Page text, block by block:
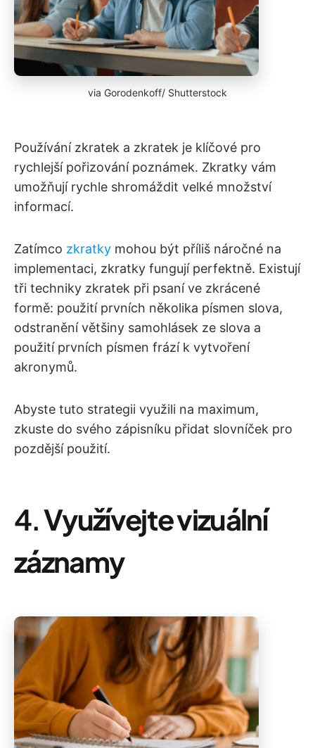
via Gorodenkoff/ Shutterstock
Používání zkratek a zkratek je klíčové pro
rychlejší pořizování poznámek. Zkratky vám
umožňují rychle shromáždit velké množství
informací.
Zatímco zkratky mohou být příliš náročné na
implementaci, zkratky fungují perfektně. Existují
tři techniky zkratek při psaní ve zkrácené
formě: použití prvních několika písmen slova,
odstranění většiny samohlásek ze slova a
použití prvních písmen frází k vytvoření
akronymů.
Abyste tuto strategii využili na maximum,
zkuste do svého zápisníku přidat slovníček pro
pozdější použití.
4.Využívejte vizuální
záznamy